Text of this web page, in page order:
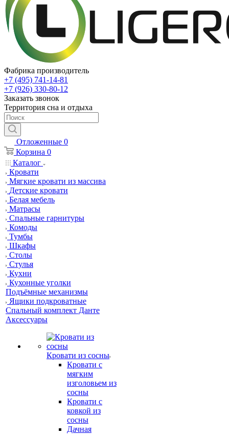
Фабрика производитель
+7 (495) 741-14-81
+7 (926) 330-80-12
Заказать звонок
Территория сна и отдыха
Отложенные 0
Корзина 0
Каталог
Кровати
Мягкие кровати из массива
Детские кровати
Белая мебель
Матрасы
Спальные гарнитуры
Комоды
Тумбы
Шкафы
Столы
Стулья
Кухни
Кухонные уголки
Подъёмные механизмы
Ящики подкроватные
Спальный комплект Данте
Аксессуары
Кровати из сосны
Кровати с
мягким
изголовьем из
сосны
Кровати с
ковкой из
сосны
Дачная